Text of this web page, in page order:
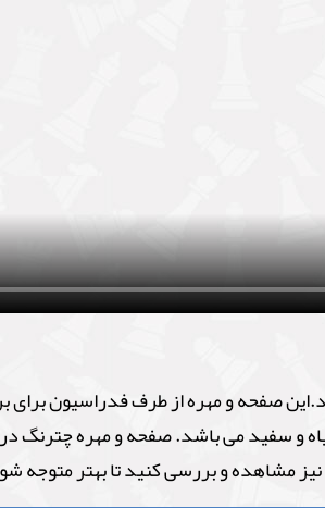
صفحه و مهره از طرف فدراسیون
مشاهده و بررسی کنید تا بهتر